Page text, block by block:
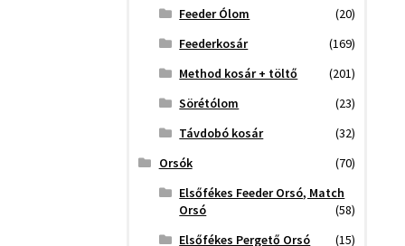
Feeder Ólom
(20)
Feederkosár
(169)
Method kosár + töltő
(201)
Sörétólom
(23)
Távdobó kosár
(32)
Orsók
(70)
Elsőfékes Feeder Orsó, Match
Orsó
(58)
Elsőfékes Pergető Orsó
(15)